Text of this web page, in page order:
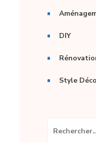
DIY
Style Déco
Rechercher